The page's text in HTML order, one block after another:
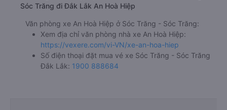
Sóc Trăng đi Đắk Lắk An Hoà Hiệp
Văn phòng xe An Hoà Hiệp ở Sóc Trăng - Sóc Trăng:
Xem địa chỉ văn phòng nhà xe An Hoà Hiệp:
https://vexere.com/vi-VN/xe-an-hoa-hiep
Số điện thoại đặt mua vé xe Sóc Trăng - Sóc Trăng
Đắk Lắk: 1900 888684